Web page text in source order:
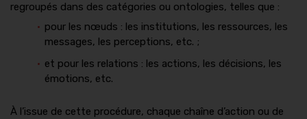
regroupés dans des catégories ou ontologies, telles que :
pour les nœuds : les institutions, les ressources, les
messages, les perceptions, etc. ;
et pour les relations : les actions, les décisions, les
émotions, etc.
À l’issue de cette procédure, chaque chaîne d’action ou de